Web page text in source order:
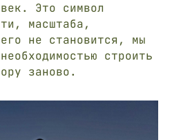
Это символ
масштаба,
не становится, мы
строить
заново.